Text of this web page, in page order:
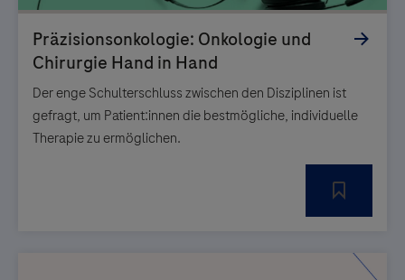
Der enge Schulterschluss zwischen den Disziplinen ist
gefragt, um Patient:innen die bestmögliche, individuelle
Therapie zu ermöglichen.